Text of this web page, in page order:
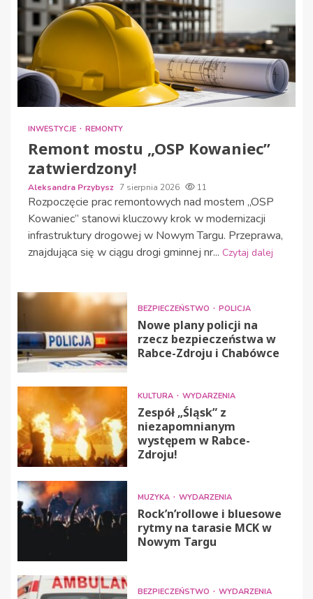
INWESTYCJE REMONTY
Remont mostu „OSP Kowaniec”
zatwierdzony!
Aleksandra Przybysz 7 sierpnia 2026 11
Rozpoczęcie prac remontowych nad mostem „OSP
Kowaniec” stanowi kluczowy krok w modernizacji
infrastruktury drogowej w Nowym Targu. Przeprawa,
znajdująca się w ciągu drogi gminnej nr... Czytaj dalej
BEZPIECZEŃSTWO POLICJA
Nowe plany policji na
rzecz bezpieczeństwa w
Rabce-Zdroju i Chabówce
KULTURA WYDARZENIA
Zespół „Śląsk” z
niezapomnianym
występem w Rabce-
Zdroju!
MUZYKA WYDARZENIA
Rock’n’rollowe i bluesowe
rytmy na tarasie MCK w
Nowym Targu
BEZPIECZEŃSTWO WYDARZENIA